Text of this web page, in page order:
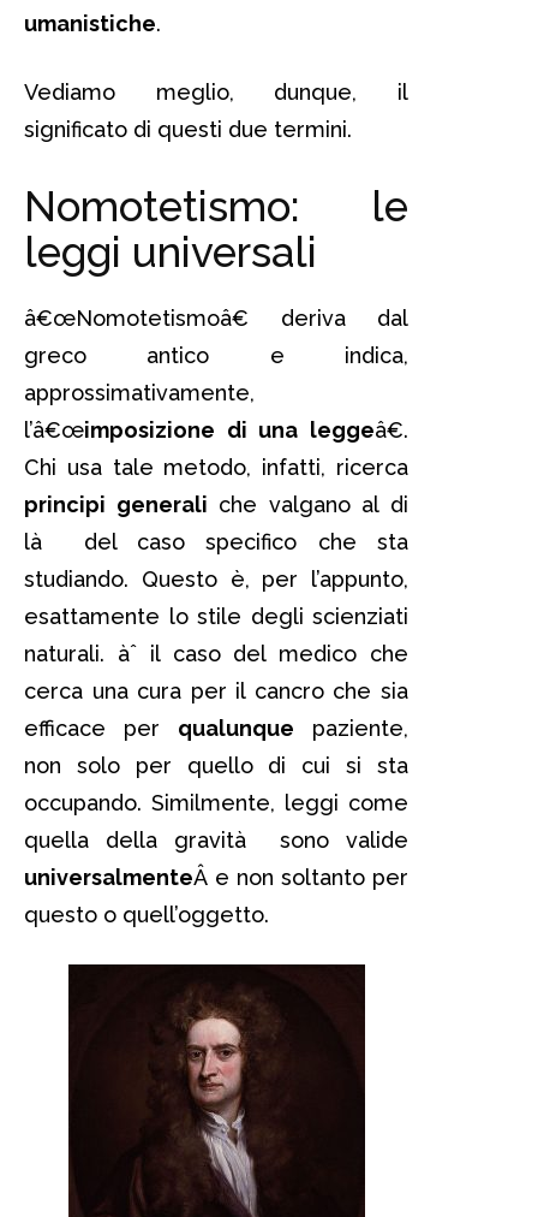
umanistiche.
Vediamo meglio, dunque, il
significato di questi due termini.
Nomotetismo: le
leggi universali
â€œNomotetismoâ€ deriva dal
greco antico e indica,
approssimativamente,
l’â€œimposizione di una leggeâ€.
Chi usa tale metodo, infatti, ricerca
principi generali che valgano al di
là del caso specifico che sta
studiando. Questo è, per l’appunto,
esattamente lo stile degli scienziati
naturali. àˆ il caso del medico che
cerca una cura per il cancro che sia
efficace per qualunque paziente,
non solo per quello di cui si sta
occupando. Similmente, leggi come
quella della gravità sono valide
universalmenteÂ e non soltanto per
questo o quell’oggetto.